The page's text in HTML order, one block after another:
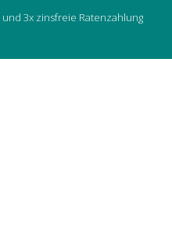
und 3x zinsfreie Ratenzahlung